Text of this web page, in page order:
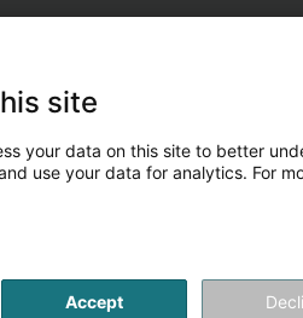
site
your data on this site to better
use your data for analytics. For
Accept